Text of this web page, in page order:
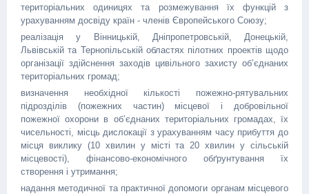
територіальних одиницях та розмежування їх функцій з
урахуванням досвіду країн - членів Європейського Союзу;
реалізація у Вінницькій, Дніпропетровській, Донецькій,
Львівській та Тернопільській областях пілотних проектів щодо
організації здійснення заходів цивільного захисту об’єднаних
територіальних громад;
визначення необхідної кількості пожежно-рятувальних
підрозділів (пожежних частин) місцевої і добровільної
пожежної охорони в об’єднаних територіальних громадах, їх
чисельності, місць дислокації з урахуванням часу прибуття до
місця виклику (10 хвилин у місті та 20 хвилин у сільській
місцевості), фінансово-економічного обґрунтування їх
створення і утримання;
надання методичної та практичної допомоги органам місцевого